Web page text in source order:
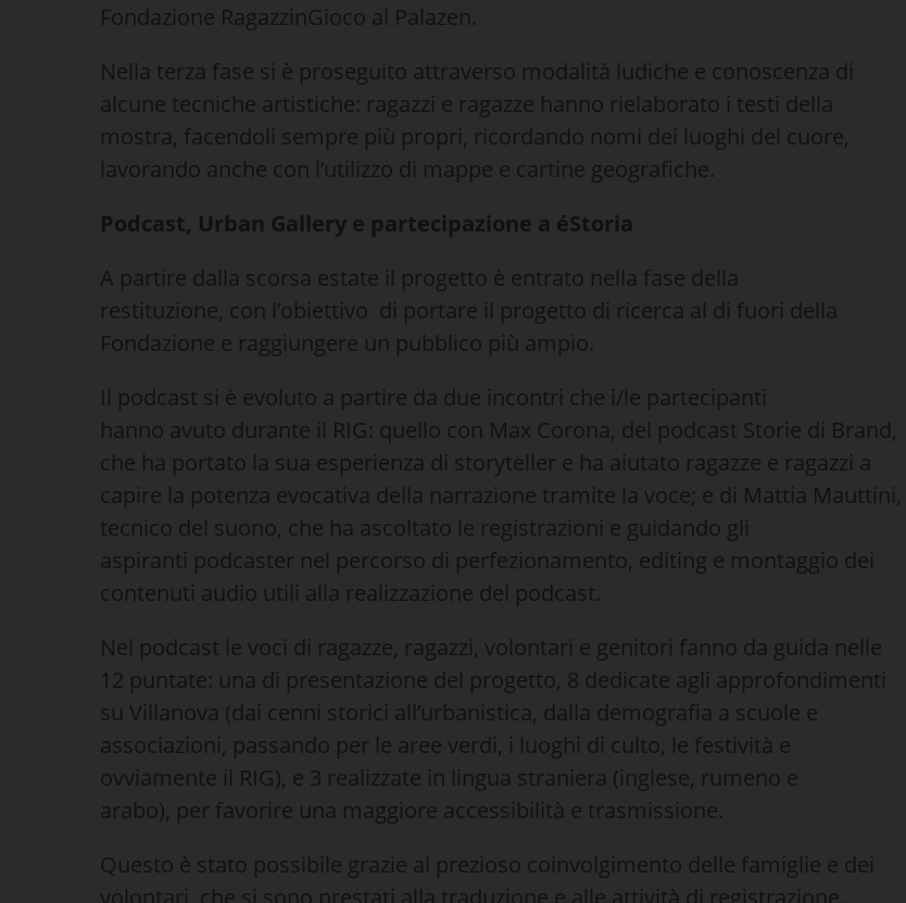
Fondazione RagazzinGioco al Palazen.
Nella terza fase si è proseguito attraverso modalità ludiche e conoscenza di
alcune tecniche artistiche: ragazzi e ragazze hanno rielaborato i testi della
mostra, facendoli sempre più propri, ricordando nomi dei luoghi del cuore,
lavorando anche con l’utilizzo di mappe e cartine geografiche.
Podcast, Urban Gallery e partecipazione a éStoria
A partire dalla scorsa estate il progetto è entrato nella fase della
restituzione, con l’obiettivo di portare il progetto di ricerca al di fuori della
Fondazione e raggiungere un pubblico più ampio.
Il podcast si è evoluto a partire da due incontri che i/le partecipanti
hanno avuto durante il RIG: quello con Max Corona, del podcast Storie di Brand,
che ha portato la sua esperienza di storyteller e ha aiutato ragazze e ragazzi a
capire la potenza evocativa della narrazione tramite la voce; e di Mattia Mauttini,
tecnico del suono, che ha ascoltato le registrazioni e guidando gli
aspiranti podcaster nel percorso di perfezionamento, editing e montaggio dei
contenuti audio utili alla realizzazione del podcast.
Nel podcast le voci di ragazze, ragazzi, volontari e genitori fanno da guida nelle
12 puntate: una di presentazione del progetto, 8 dedicate agli approfondimenti
su Villanova (dai cenni storici all’urbanistica, dalla demografia a scuole e
associazioni, passando per le aree verdi, i luoghi di culto, le festività e
ovviamente il RIG), e 3 realizzate in lingua straniera (inglese, rumeno e
arabo), per favorire una maggiore accessibilità e trasmissione.
Questo è stato possibile grazie al prezioso coinvolgimento delle famiglie e dei
volontari, che si sono prestati alla traduzione e alle attività di registrazione.